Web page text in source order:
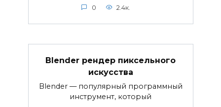
0 2.4к.
Blender рендер пиксельного
искусства
Blender — популярный программный
инструмент, который